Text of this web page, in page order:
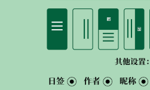
其他设置：
日签 作者 昵称